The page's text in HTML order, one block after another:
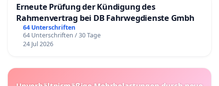
Gerinnungsstörungen, Absturz der
Thrombocytenzahl und Blutungsneigung.
Spektakulär sind Todesfälle durch Thrombosen der
berichtet über Nervenentzündungen (Guillain-
Barré-Syndrom) und anaphylaktische Reaktionen,
Erneute Prüfung der Kündigung des
Rahmenvertrag bei DB Fahrwegdienste Gmbh
64 Unterschriften
64 Unterschriften / 30 Tage
24 Jul 2026